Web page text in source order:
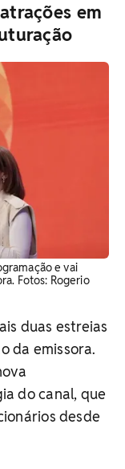
em
e vai
Fotos: Rogerio
duas estreias
da emissora.
do canal, que
desde